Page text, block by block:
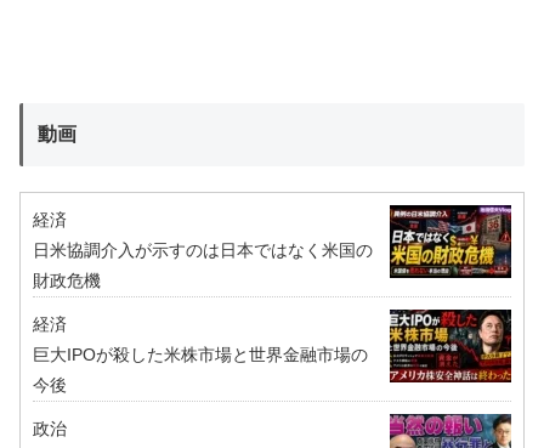
動画
経済
日米協調介入が示すのは日本ではなく米国の
財政危機
経済
巨大IPOが殺した米株市場と世界金融市場の
今後
政治